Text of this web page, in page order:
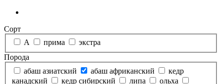
Сорт
А
прима
экстра
Порода
абаш азиатский
абаш африканский
кедр
канадский
кедр сибирский липа
ольха